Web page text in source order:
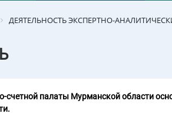
ДЕЯТЕЛЬНОСТЬ ЭКСПЕРТНО-
счетной палаты Мурманской области